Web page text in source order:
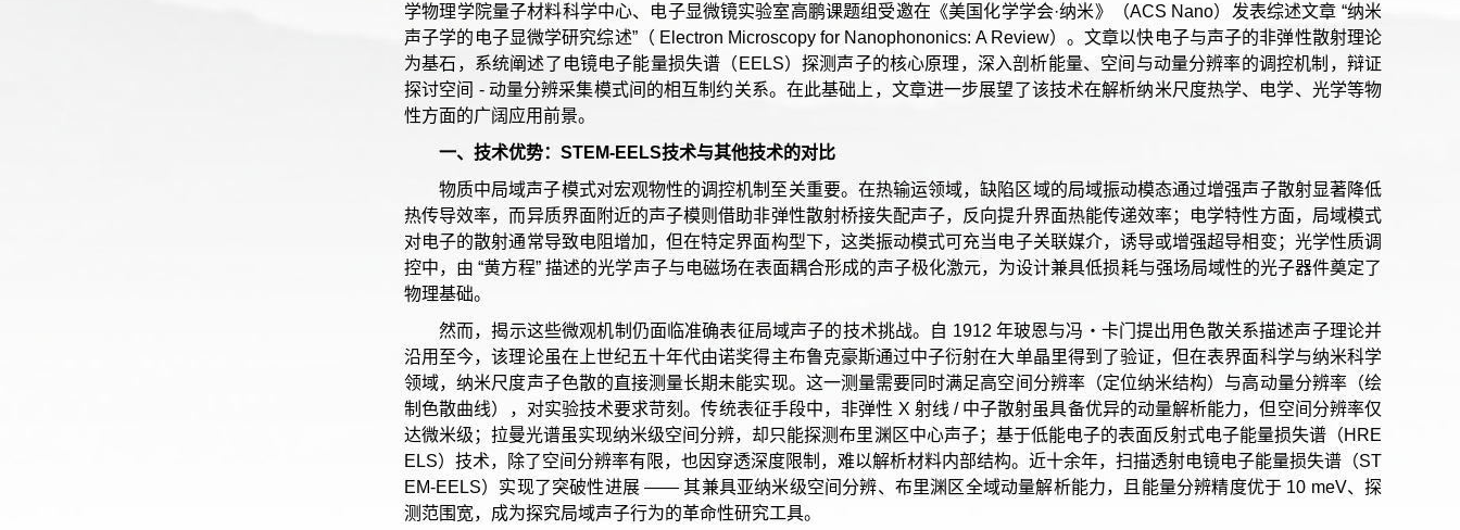
学物理学院量子材料科学中心、电子显微镜实验室高鹏课题组受邀在《美国化学学会·纳米》（ACS Nano）发表综述文章 “纳米
声子学的电子显微学研究综述”（ Electron Microscopy for Nanophononics: A Review）。文章以快电子与声子的非弹性散射理论
为基石，系统阐述了电镜电子能量损失谱（EELS）探测声子的核心原理，深入剖析能量、空间与动量分辨率的调控机制，辩证
探讨空间 - 动量分辨采集模式间的相互制约关系。在此基础上，文章进一步展望了该技术在解析纳米尺度热学、电学、光学等物
性方面的广阔应用前景。
一、技术优势：STEM-EELS技术与其他技术的对比
物质中局域声子模式对宏观物性的调控机制至关重要。在热输运领域，缺陷区域的局域振动模态通过增强声子散射显著降低
热传导效率，而异质界面附近的声子模则借助非弹性散射桥接失配声子，反向提升界面热能传递效率；电学特性方面，局域模式
对电子的散射通常导致电阻增加，但在特定界面构型下，这类振动模式可充当电子关联媒介，诱导或增强超导相变；光学性质调
控中，由 “黄方程” 描述的光学声子与电磁场在表面耦合形成的声子极化激元，为设计兼具低损耗与强场局域性的光子器件奠定了
物理基础。
然而，揭示这些微观机制仍面临准确表征局域声子的技术挑战。自 1912 年玻恩与冯・卡门提出用色散关系描述声子理论并
沿用至今，该理论虽在上世纪五十年代由诺奖得主布鲁克豪斯通过中子衍射在大单晶里得到了验证，但在表界面科学与纳米科学
领域，纳米尺度声子色散的直接测量长期未能实现。这一测量需要同时满足高空间分辨率（定位纳米结构）与高动量分辨率（绘
制色散曲线），对实验技术要求苛刻。传统表征手段中，非弹性 X 射线 / 中子散射虽具备优异的动量解析能力，但空间分辨率仅
达微米级；拉曼光谱虽实现纳米级空间分辨，却只能探测布里渊区中心声子；基于低能电子的表面反射式电子能量损失谱（HRE
ELS）技术，除了空间分辨率有限，也因穿透深度限制，难以解析材料内部结构。近十余年，扫描透射电镜电子能量损失谱（ST
EM-EELS）实现了突破性进展 —— 其兼具亚纳米级空间分辨、布里渊区全域动量解析能力，且能量分辨精度优于 10 meV、探
测范围宽，成为探究局域声子行为的革命性研究工具。